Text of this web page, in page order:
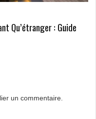
Qu’étranger : Guide
un commentaire.